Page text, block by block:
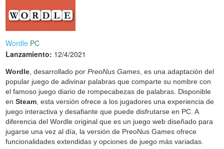
Wordle PC
Lanzamiento: 12/4/2021
Wordle , desarrollado porPreoNus Games , es una adaptación del
popular juego de adivinar palabras que comparte su nombre con
el famoso juego diario de rompecabezas de palabras. Disponible
enSteam , esta versión ofrece a los jugadores una experiencia de
juego interactiva y desafiante que puede disfrutarse en PC. A
diferencia del Wordle original que es un juego web diseñado para
jugarse una vez al día, la versión de PreoNus Games ofrece
funcionalidades extendidas y opciones de juego más variadas.